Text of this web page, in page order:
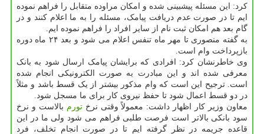
کرد: این مسئله پیشبینی شده و امکان مراوده متقابل را فراهم نموده
ایم تا در صورت عدم دریافت پیامک، مسئله را به ما اعلام کنند و در
گام بعد هم امکان ثبت نام از سایر افراد را فراهم نموده ایم.
به گفته منصوری تا مهر ماه تنفس اعلام می شود و بعد ۲۴ ماه دوره
بازپرداخت وام است.
وی خاطرنشان کرد: افرادی که برایشان پیامک ارسال شود به بانک
معرفی شده اند و این مبادرت به صورت الکترونیکی انجام شده
است. ترجیح این است که وام مذکور بیشتر از یک قسط باشد و مثلاً
در دو قسط اعمال شود تا حفظ نیروی کار برای ما مسجل شود.
معاون وزیر کار اظهار داشت: معمولاً وقتی نرختورم بالاست و نرخ
سود بانکی بالاتر است فرصت طلبی فراهم می شود ولی ما در این
قاعده جریمه در نظر گرفته ایم تا در صورت انجام تخلف، فرد